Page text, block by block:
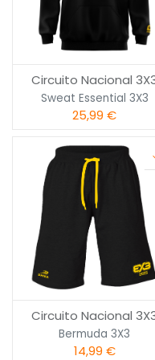
Circuito Nacional
Sweat Essential 3X3
25,99 €
Circuito Nacional
Bermuda 3X3
14,99 €